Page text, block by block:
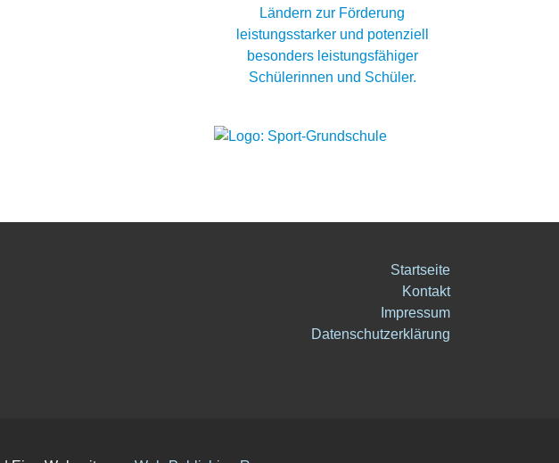
Ländern zur Förderung
leistungsstarker und potenziell
besonders leistungsfähiger
Schülerinnen und Schüler.
Startseite
Kontakt
Impressum
Datenschutzerklärung